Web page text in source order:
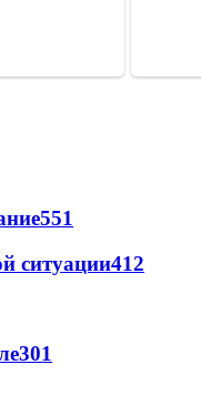
551
ситуации412
301